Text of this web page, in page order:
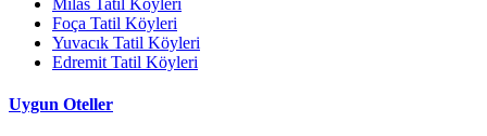
Foça Tatil Köyleri
Yuvacık Tatil Köyleri
Edremit Tatil Köyleri
Uygun Oteller